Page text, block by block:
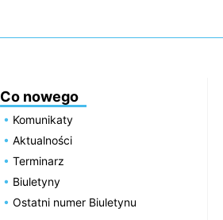
Co nowego
Komunikaty
Aktualności
Terminarz
Biuletyny
Ostatni numer Biuletynu